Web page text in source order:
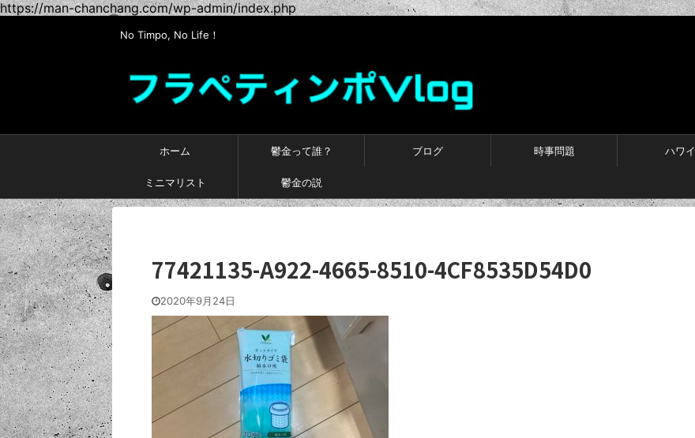
https://man-chanchang.com/wp-admin/index.php
No Timpo, No Life！
ホーム 鬱金って誰？ ブログ 時事問題 ハワイ
ミニマリスト 鬱金の説
77421135-A922-4665-8510-4CF8535D54D0
2020年9月24日